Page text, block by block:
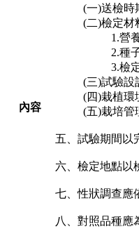
內容
(一)送檢時
(二)檢定材
1.營
2.種
3.檢
(三)試驗設
(四)栽植環
(五)栽培管
五、試驗期間以
六、檢定地點以
七、性狀調查應
八、對照品種應